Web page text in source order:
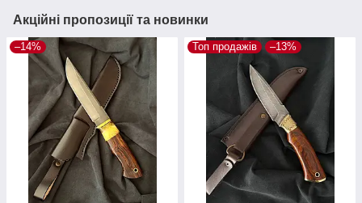
Акційні пропозиції та новинки
–14% Топ продажів –13%